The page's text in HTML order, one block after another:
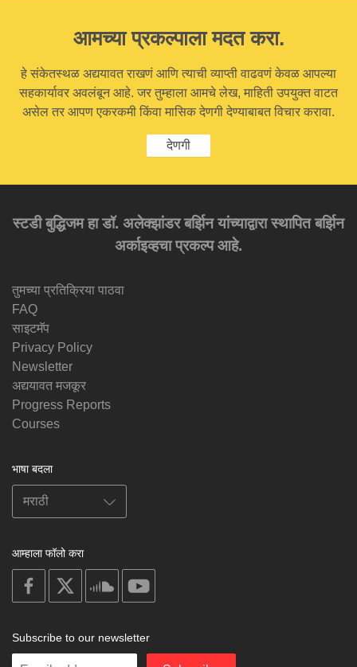
आमच्या प्रकल्पाला मदत करा.
हे संकेतस्थळ अद्ययावत राखणं आणि त्याची व्याप्ती वाढवणं केवळ आपल्या
सहकार्यावर अवलंबून आहे. जर तुम्हाला आमचे लेख, माहिती उपयुक्त वाटत
असेल तर आपण एकरकमी किंवा मासिक देणगी देण्याबाबत विचार करावा.
देणगी
स्टडी बुद्धिजम हा डॉ. अलेक्झांडर बर्झिन यांच्याद्वारा स्थापित बर्झिन
अर्काइव्हचा प्रकल्प आहे.
तुमच्या प्रतिक्रिया पाठवा
FAQ
साइटमॅप
Privacy Policy
Newsletter
अद्ययावत मजकूर
Progress Reports
Courses
भाषा बदला
आम्हाला फॉलो करा
on
facebook
soundcloud
Subscribe to our newsletter
Enter